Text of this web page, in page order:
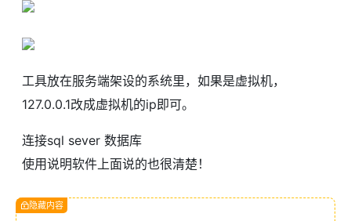
工具放在服务端架设的系统里，如果是虚拟机，
127.0.0.1改成虚拟机的ip即可。
连接sql sever 数据库
使用说明软件上面说的也很清楚！
隐藏内容